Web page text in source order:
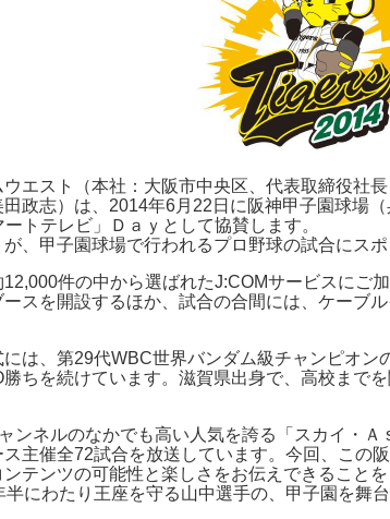
エスト（本社：大阪市中央区、代表取締役社
政志）は、2014年6月22日に阪神甲子園球場
トテレビ」Ｄａｙとして協賛します。
、甲子園球場で行われるプロ野球の試合にス
件の中から選ばれたJ:COMサービスにご
スを開設するほか、試合の合間には、ケーブ
には、第29代WBC世界バンダム級チャンピオ
ちを続けています。滋賀県出身で、高校まで
ンネルのなかでも高い人気を誇る「スカイ・
ス主催全72試合を放送しています。今回、この
テンツの可能性と楽しさをお伝えできること
にわたり王座を守る山中選手の、甲子園を舞